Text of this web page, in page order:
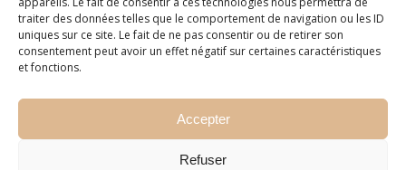
traiter des données telles que le comportement de navigation ou les ID
uniques sur ce site. Le fait de ne pas consentir ou de retirer son
consentement peut avoir un effet négatif sur certaines caractéristiques
et fonctions.
Accepter
Refuser
etc.), Starsdeco se tient à votre disposition via nos
numéros WhatsApp (consultez le numéro mobile
de la filiale concernée).
N’hésitez pas à nous contacter !